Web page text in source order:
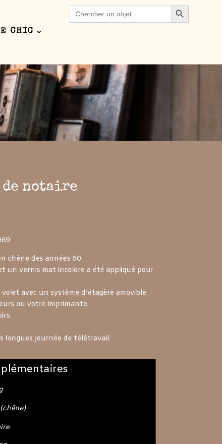
CHIC
Search
for:
Search Button
of this content in the module Design
de notaire
chêne des années 60.
un vernis mat incolore a été appliqué pour
avec un système d’étagère amovible
ou votre imprimante.
longues journée de télétravail.